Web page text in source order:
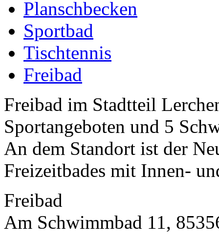
Planschbecken
Sportbad
Tischtennis
Freibad
Freibad im Stadtteil
Sportangeboten und 5
An dem Standort ist der
Freizeitbades mit Innen-
Freibad
Am Schwimmbad 11,